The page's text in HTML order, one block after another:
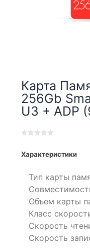
Карта
256Gb
U3 + ADP
out
customer
ratings
Характеристики
Тип карты
Объем карты
Класс
Скорость
Скорость